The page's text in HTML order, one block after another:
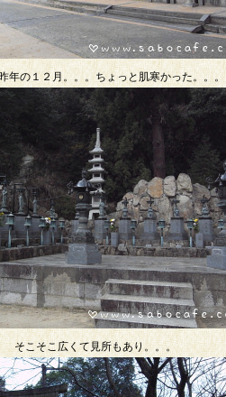
年の１２月。。。ちょっと肌寒かった。。。
そこそこ広くて見所もあり。。。